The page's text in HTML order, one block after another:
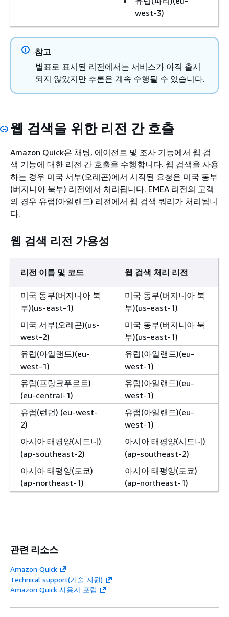
west-3)
참고
별표로 표시된 리전에서는 서비스가 아직 출시
되지 않았지만 추론은 계속 수행될 수 있습니다.
웹 검색을 위한 리전 간 호출
Amazon Quick은 채팅, 에이전트 및 조사 기능에서 웹 검
색 기능에 대한 리전 간 호출을 수행합니다. 웹 검색을 사용
하는 경우 미국 서부(오레곤)에서 시작된 요청은 미국 동부
(버지니아 북부) 리전에서 처리됩니다. EMEA 리전의 고객
의 경우 유럽(아일랜드) 리전에서 웹 검색 쿼리가 처리됩니
다.
웹 검색 리전 가용성
리전 이름 및 코드 웹 검색 처리 리전
미국 동부(버지니아 북
부)(us-east-1)
미국 동부(버지니아 북
부)(us-east-1)
미국 서부(오레곤)(us-
west-2)
미국 동부(버지니아 북
부)(us-east-1)
유럽(아일랜드)(eu-
west-1)
유럽(아일랜드)(eu-
west-1)
유럽(프랑크푸르트)
(eu-central-1)
유럽(아일랜드)(eu-
west-1)
유럽(런던) (eu-west-
2)
유럽(아일랜드)(eu-
west-1)
아시아 태평양(시드니)
(ap-southeast-2)
아시아 태평양(시드니)
(ap-southeast-2)
아시아 태평양(도쿄)
(ap-northeast-1)
아시아 태평양(도쿄)
(ap-northeast-1)
관련 리소스
Amazon Quick
Technical support(기술 지원)
Amazon Quick 사용자 포럼